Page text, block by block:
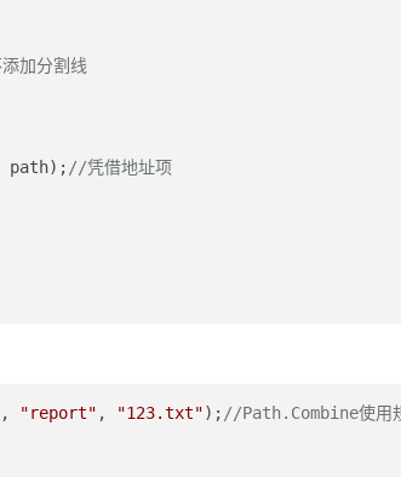
加分割线
path); //凭借地址项
, "report" , "123.txt"); //Path.Combine使用